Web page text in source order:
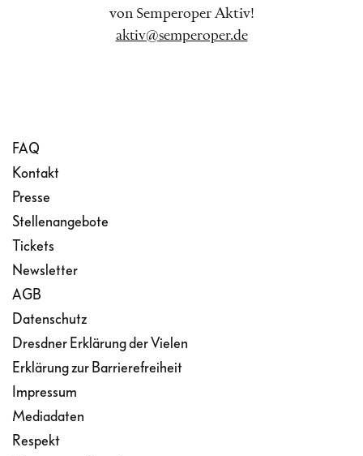
von Semperoper Aktiv!
aktiv@semperoper.de
FAQ
Kontakt
Presse
Stellenangebote
Tickets
Newsletter
AGB
Datenschutz
Dresdner Erklärung der Vielen
Erklärung zur Barrierefreiheit
Impressum
Mediadaten
Respekt